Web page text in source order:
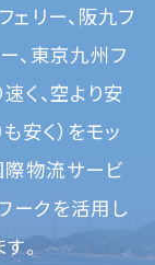
ェリー、阪九フ
、東京九州フ
く、空より安
安く）をモッ
際物流サービ
ークを活用し
。